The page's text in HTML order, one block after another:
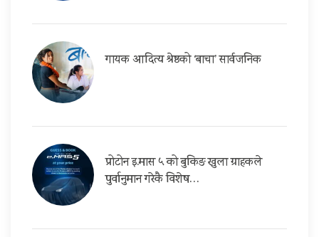
गायक आदित्य श्रेष्ठको ‘बाचा’ सार्वजनिक
प्रोटोन इ.मास ५ को बुकिङ खुला ग्राहकले
पुर्वानुमान गरेकै विशेष…